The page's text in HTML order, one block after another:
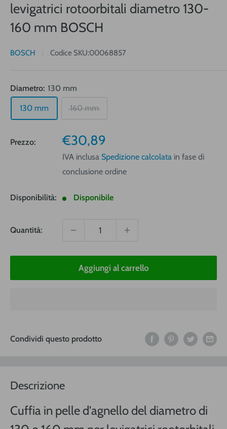
levigatrici rotoorbitali diametro 130-
160 mm BOSCH
BOSCH Codice SKU:00068857
Diametro: 130 mm
130 mm 160 mm
Prezzo:
Prezzo
vendita
€30,89
IVA inclusa Spedizione calcolata in fase di
conclusione ordine
Disponibilità: Disponibile
Quantità:
Aggiungi al carrello
Condividi questo prodotto
Descrizione
Cuffia in pelle d'agnello del diametro di